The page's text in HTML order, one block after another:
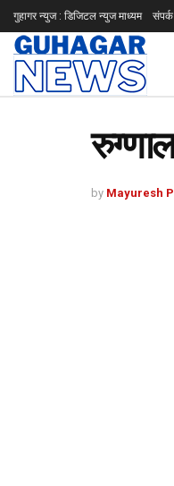
गुहागर न्युज : डिजिटल न्युज माध्यम संपर्क
by Mayuresh